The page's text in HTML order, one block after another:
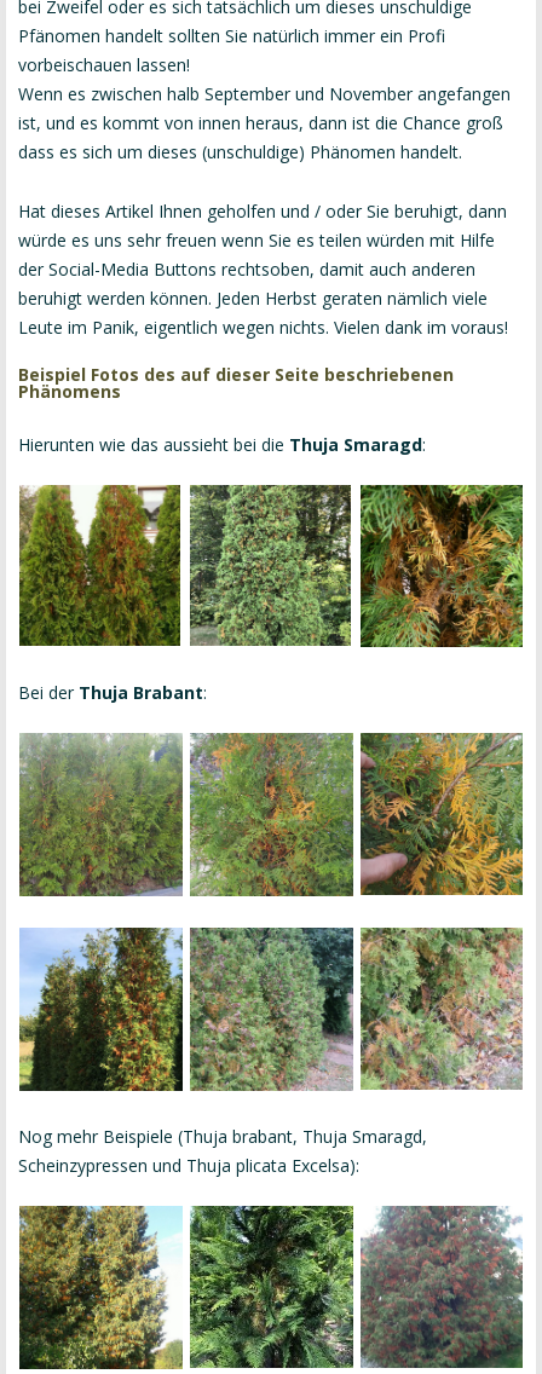
bei Zweifel oder es sich tatsächlich um dieses unschuldige
Pfänomen handelt sollten Sie natürlich immer ein Profi
vorbeischauen lassen!
Wenn es zwischen halb September und November angefangen
ist, und es kommt von innen heraus, dann ist die Chance groß
dass es sich um dieses (unschuldige) Phänomen handelt.
Hat dieses Artikel Ihnen geholfen und / oder Sie beruhigt, dann
würde es uns sehr freuen wenn Sie es teilen würden mit Hilfe
der Social-Media Buttons rechtsoben, damit auch anderen
beruhigt werden können. Jeden Herbst geraten nämlich viele
Leute im Panik, eigentlich wegen nichts. Vielen dank im voraus!
Beispiel Fotos des auf dieser Seite beschriebenen
Phänomens
Hierunten wie das aussieht bei die Thuja Smaragd:
Bei der Thuja Brabant:
Nog mehr Beispiele (Thuja brabant, Thuja Smaragd,
Scheinzypressen und Thuja plicata Excelsa):